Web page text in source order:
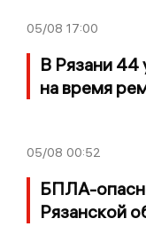
05/08 17:00
В Рязани 44
на время
05/08 00:52
БПЛА-
Рязанской